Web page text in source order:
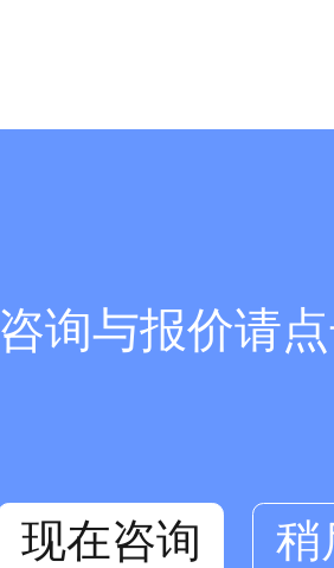
咨询与报价请
现在咨询 稍